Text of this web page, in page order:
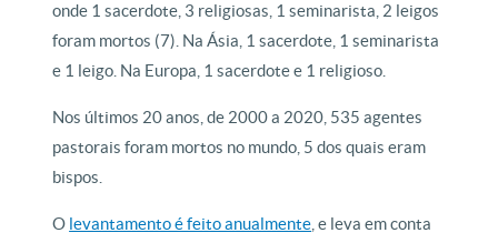
onde 1 sacerdote, 3 religiosas, 1 seminarista, 2 leigos
foram mortos (7). Na Ásia, 1 sacerdote, 1 seminarista
e 1 leigo. Na Europa, 1 sacerdote e 1 religioso.
Nos últimos 20 anos, de 2000 a 2020, 535 agentes
pastorais foram mortos no mundo, 5 dos quais eram
bispos.
O levantamento é feito anualmente , e leva em conta